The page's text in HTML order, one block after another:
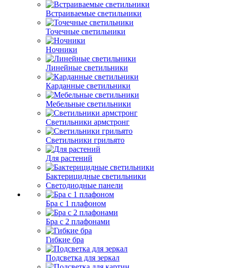
Встраиваемые светильники
Точечные светильники
Ночники
Линейные светильники
Карданные светильники
Мебельные светильники
Светильники армстронг
Светильники грильято
Для растений
Бактерицидные светильники
Светодиодные панели
Бра с 1 плафоном
Бра с 2 плафонами
Гибкие бра
Подсветка для зеркал